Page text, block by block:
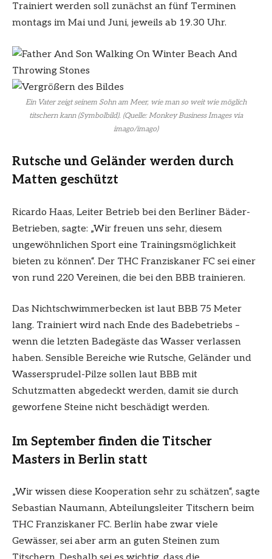
Trainiert werden soll zunächst an fünf Terminen
montags im Mai und Juni, jeweils ab 19.30 Uhr.
Ein Vater zeigt seinem Sohn am Meer, wie man so weit wie möglich
titschern kann (Symbolbild). (Quelle: Monkey Business Images via
imago/imago)
Rutsche und Geländer werden durch
Matten geschützt
Ricardo Haas, Leiter Betrieb bei den Berliner Bäder-
Betrieben, sagte: „Wir freuen uns sehr, diesem
ungewöhnlichen Sport eine Trainingsmöglichkeit
bieten zu können“. Der THC Franziskaner FC sei einer
von rund 220 Vereinen, die bei den BBB trainieren.
Das Nichtschwimmerbecken ist laut BBB 75 Meter
lang. Trainiert wird nach Ende des Badebetriebs –
wenn die letzten Badegäste das Wasser verlassen
haben. Sensible Bereiche wie Rutsche, Geländer und
Wassersprudel-Pilze sollen laut BBB mit
Schutzmatten abgedeckt werden, damit sie durch
geworfene Steine nicht beschädigt werden.
Im September finden die Titscher
Masters in Berlin statt
„Wir wissen diese Kooperation sehr zu schätzen“, sagte
Sebastian Naumann, Abteilungsleiter Titschern beim
THC Franziskaner FC. Berlin habe zwar viele
Gewässer, sei aber arm an guten Steinen zum